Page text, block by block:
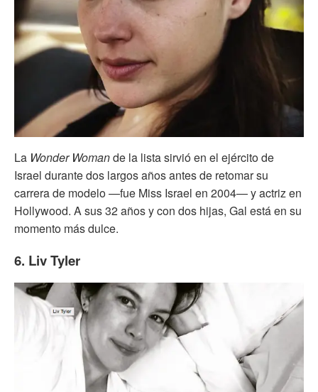
La Wonder Womande la lista sirvió en el ejército de
Israel durante dos largos años antes de retomar su
carrera de modelo —fue Miss Israel en 2004— y actriz en
Hollywood. A sus 32 años y con dos hijas, Gal está en su
momento más dulce.
6. Liv Tyler